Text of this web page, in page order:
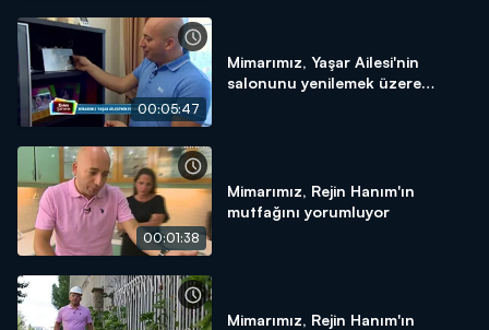
00:05:47
Mimarımız, Yaşar Ailesi'nin
salonunu yenilemek üzere
00:01:38
Mimarımız, Rejin Hanım'ın
mutfağını yorumluyor
Mimarımız, Rejin Hanım'ın